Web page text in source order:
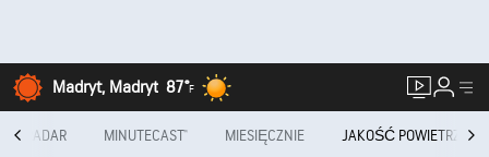
Madryt, Madryt 87°F
RADAR MINUTECAST® MIESIĘCZNIE JAKOŚĆ POWIETRZA